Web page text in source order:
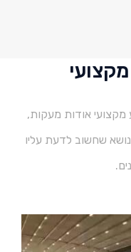
אודות מעקות,
נושא שחשוב לדעת עליו